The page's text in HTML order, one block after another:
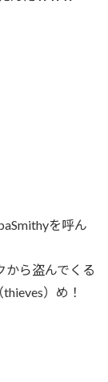
を呼ん
から盗んでくる
）め！